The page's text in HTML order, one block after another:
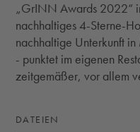
„GrINN Awards 2022“
nachhaltiges 4-Sterne-
nachhaltige Unterkunft
- punktet im eigenen
zeitgemäßer, vor allem
DATEIEN